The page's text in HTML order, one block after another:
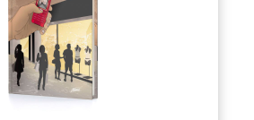
die Hilfe an den Ärmsten
pur. Für Kinder ab
978-3-03783-010-9176